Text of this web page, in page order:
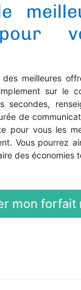
des meilleures
sur le
secondes,
de
pour vous les
Vous pourrez
des économies
mon forfait